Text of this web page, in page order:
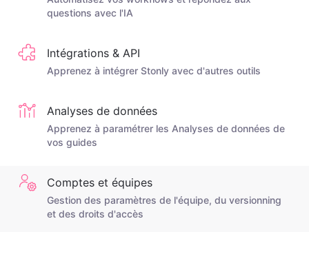
questions avec l'IA
Intégrations & API
Apprenez à intégrer Stonly avec d'autres outils
Analyses de données
Apprenez à paramétrer les Analyses de données de
vos guides
Comptes et équipes
Gestion des paramètres de l'équipe, du versionning
et des droits d'accès